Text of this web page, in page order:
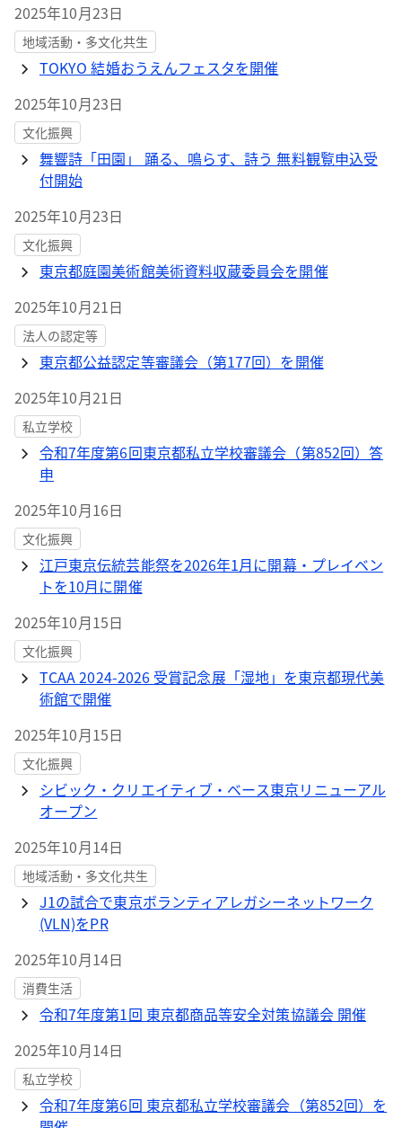
2025年10月23日
地域活動・多文化共生
TOKYO 結婚おうえんフェスタを開催
2025年10月23日
文化振興
舞響詩「田園」 踊る、鳴らす、詩う 無料観覧申込受
付開始
2025年10月23日
文化振興
東京都庭園美術館美術資料収蔵委員会を開催
2025年10月21日
法人の認定等
東京都公益認定等審議会（第177回）を開催
2025年10月21日
私立学校
令和7年度第6回東京都私立学校審議会（第852回）答
申
2025年10月16日
文化振興
江戸東京伝統芸能祭を2026年1月に開幕・プレイベン
トを10月に開催
2025年10月15日
文化振興
TCAA 2024-2026 受賞記念展「湿地」を東京都現代美
術館で開催
2025年10月15日
文化振興
シビック・クリエイティブ・ベース東京リニューアル
オープン
2025年10月14日
地域活動・多文化共生
J1の試合で東京ボランティアレガシーネットワーク
(VLN)をPR
2025年10月14日
消費生活
令和7年度第1回 東京都商品等安全対策協議会 開催
2025年10月14日
私立学校
令和7年度第6回 東京都私立学校審議会（第852回）を